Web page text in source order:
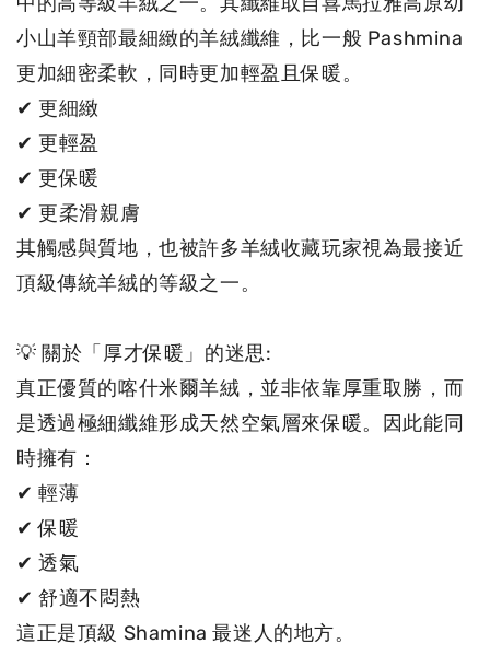
小山羊頸部最細緻的羊絨纖維，比一般 Pashmina
更加細密柔軟，同時更加輕盈且保暖。
✔ 更細緻
✔ 更輕盈
✔ 更保暖
✔ 更柔滑親膚
其觸感與質地，也被許多羊絨收藏玩家視為最接近
頂級傳統羊絨的等級之一。
💡 關於「厚才保暖」的迷思:
真正優質的喀什米爾羊絨，並非依靠厚重取勝，而
是透過極細纖維形成天然空氣層來保暖。因此能同
時擁有：
✔ 輕薄
✔ 保暖
✔ 透氣
✔ 舒適不悶熱
這正是頂級 Shamina 最迷人的地方。